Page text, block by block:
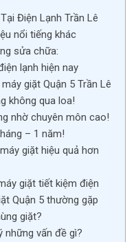
Điện Lạnh Trần Lê
nổi tiếng khác
sửa chữa:
lạnh hiện nay
giặt Quận 5 Trần Lê
không qua loa!
nhờ chuyên môn cao!
– 1 năm!
giặt hiệu quả hơn
giặt tiết kiệm điện
Quận 5 thường gặp
giặt?
những vấn đề gì?